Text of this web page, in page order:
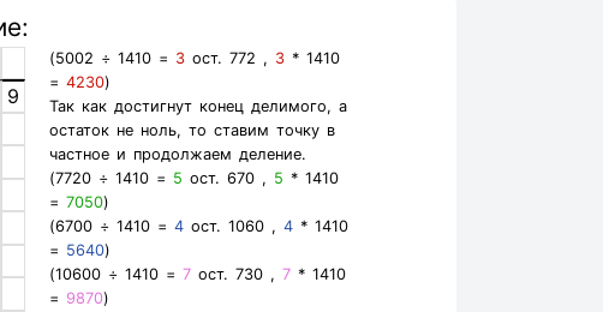
9
(5002 ÷ 1410 = 3ост. 772 , 3* 1410
= 4230)
Так как достигнут конец делимого, а
остаток не ноль, то ставим точку в
частное и продолжаем деление.
(7720 ÷ 1410 = 5 ост. 670 , 5 * 1410
= 7050)
(6700 ÷ 1410 = 4ост. 1060 , 4* 1410
= 5640)
(10600 ÷ 1410 = 7ост. 730 , 7* 1410
= 9870)